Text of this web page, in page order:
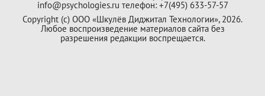
info@psychologies.ru телефон: +7(495) 633-57-57
Copyright (с) ООО «Шкулёв Диджитал Технологии», 2026.
Любое воспроизведение материалов сайта без
разрешения редакции воспрещается.